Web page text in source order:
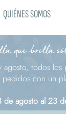
QUIÉNES SOMOS
que brilla
todos
con un
de agosto al 23